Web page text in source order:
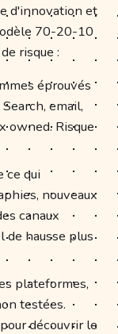
d'innovation et
70-20-10
risque :
éprouvés
email,
owned. Risque
ce qui
nouveaux
canaux
de hausse plus
plateformes,
testées.
découvrir le